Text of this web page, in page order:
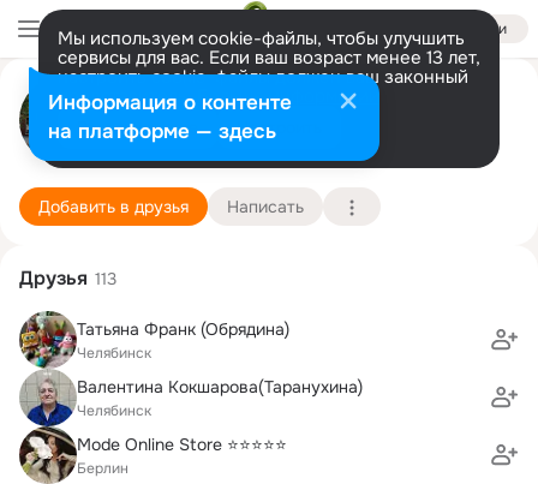
Войти
Мы используем cookie-файлы, чтобы улучшить
сервисы для вас. Если ваш возраст менее 13 лет,
настроить cookie-файлы должен ваш законный
представитель. Больше информации
Разрешить все Настроить
Александр Таранухин
Леверкузен
13 января (63 года)
42 школа
Подробнее
Добавить в друзья Написать
Друзья 113
Татьяна Франк (Обрядина)
Челябинск
Валентина Кокшарова(Таранухина)
Челябинск
Mode Online Store ⭐⭐⭐⭐⭐
Берлин
Информация о контенте
на платформе — здесь